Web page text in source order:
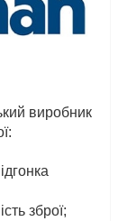
виробник
зброї;